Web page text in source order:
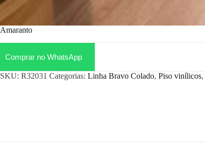
Amaranto
Comprar no WhatsApp
SKU: R32031 Categorias: Linha Bravo Colado, Piso vinílicos,